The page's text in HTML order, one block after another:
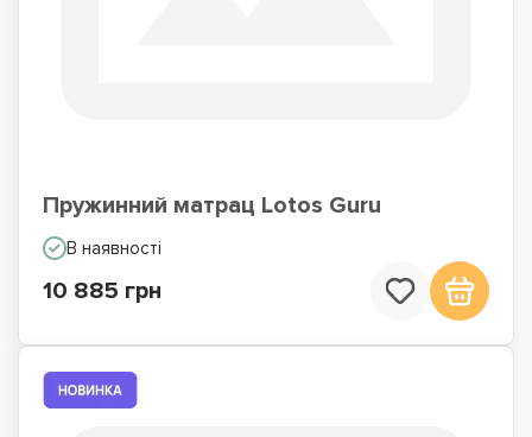
Пружинний матрац Lotos Guru
В наявності
10 885 грн